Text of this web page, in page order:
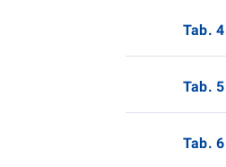
Tab.
Tab.
Tab.